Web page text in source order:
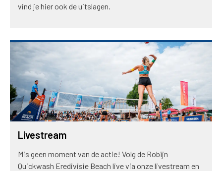
vind je hier ook de uitslagen.
Livestream
Mis geen moment van de actie! Volg de Robijn
Quickwash Eredivisie Beach live via onze livestream en